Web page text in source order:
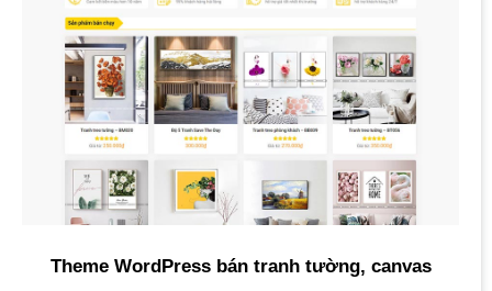
Theme WordPress bán tranh tường, canvas